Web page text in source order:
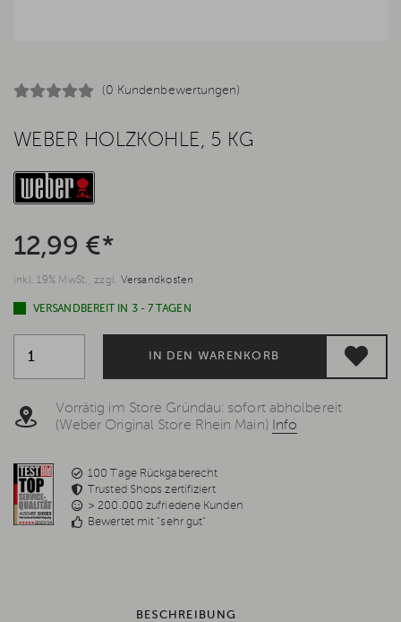
(0 Kundenbewertungen)
WEBER HOLZKOHLE, 5 KG
12,99 €*
inkl. 19% MwSt., zzgl. Versandkosten
VERSANDBEREIT IN 3 - 7 TAGEN
IN DEN WARENKORB
Vorrätig im Store Gründau: sofort abholbereit
(Weber Original Store Rhein Main) Info
100 Tage Rückgaberecht
Trusted Shops zertifiziert
> 200.000 zufriedene Kunden
Bewertet mit "sehr gut"
BESCHREIBUNG